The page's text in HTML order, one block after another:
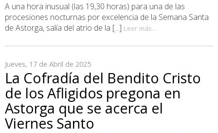
A una hora inusual (las 19,30 horas) para una de las
procesiones nocturnas por excelencia de la Semana Santa
de Astorga, salía del atrio de la [...] Leer más...
Jueves, 17 de Abril de 2025
La Cofradía del Bendito Cristo
de los Afligidos pregona en
Astorga que se acerca el
Viernes Santo